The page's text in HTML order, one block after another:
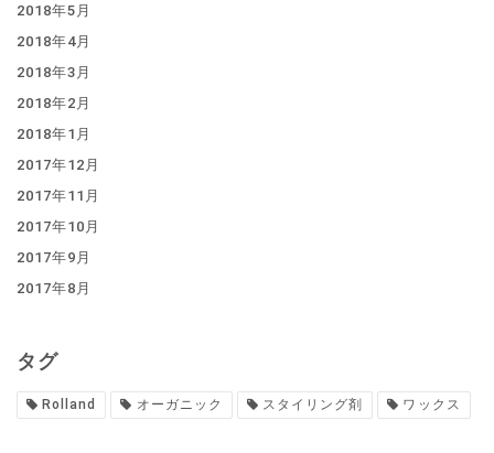
2018年5月
2018年4月
2018年3月
2018年2月
2018年1月
2017年12月
2017年11月
2017年10月
2017年9月
2017年8月
タグ
Rolland オーガニック スタイリング剤 ワックス